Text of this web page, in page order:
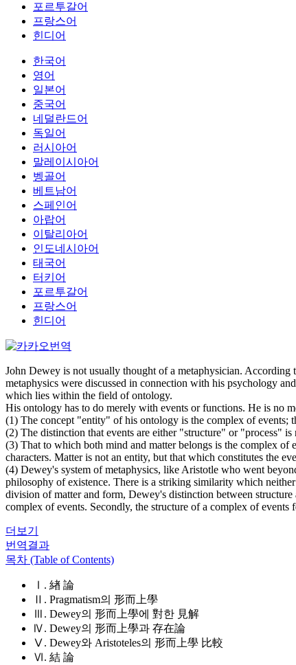
포르투갈어
프랑스어
힌디어
한국어
영어
일본어
중국어
네덜란드어
독일어
러시아어
말레이시아어
벵골어
베트남어
스페인어
아랍어
이탈리아어
인도네시아어
태국어
터키어
포르투갈어
프랑스어
힌디어
John Dewey is not usually thought of a metaphysician.
metaphysics were discussed in connection with his psychology
which lies within the field of ontology.
His ontology has to do merely with events or functions. He is no
(1) The concept "entity" of his ontology is the complex of events;
(2) The distinction that events are either "structure" or "process"
(3) That to which both mind and matter belongs is the complex of
characters. Matter is not an entity, but that which constitutes the
(4) Dewey's system of metaphysics, like Aristotle who went
philosophy of existence. There is a striking similarity which
division of matter and form, Dewey's distinction between
complex of events. Secondly, the structure of a complex of
더보기
번역결과
목차 (Table of Contents)
Ⅰ. 緖 論
Ⅱ. Pragmatism의 形而上學
Ⅲ. Dewey의 形而上學에 對한 見解
Ⅳ. Dewey의 形而上學과 存在論
Ⅴ. Dewey와 Aristoteles의 形而上學 比較
Ⅵ. 結 論